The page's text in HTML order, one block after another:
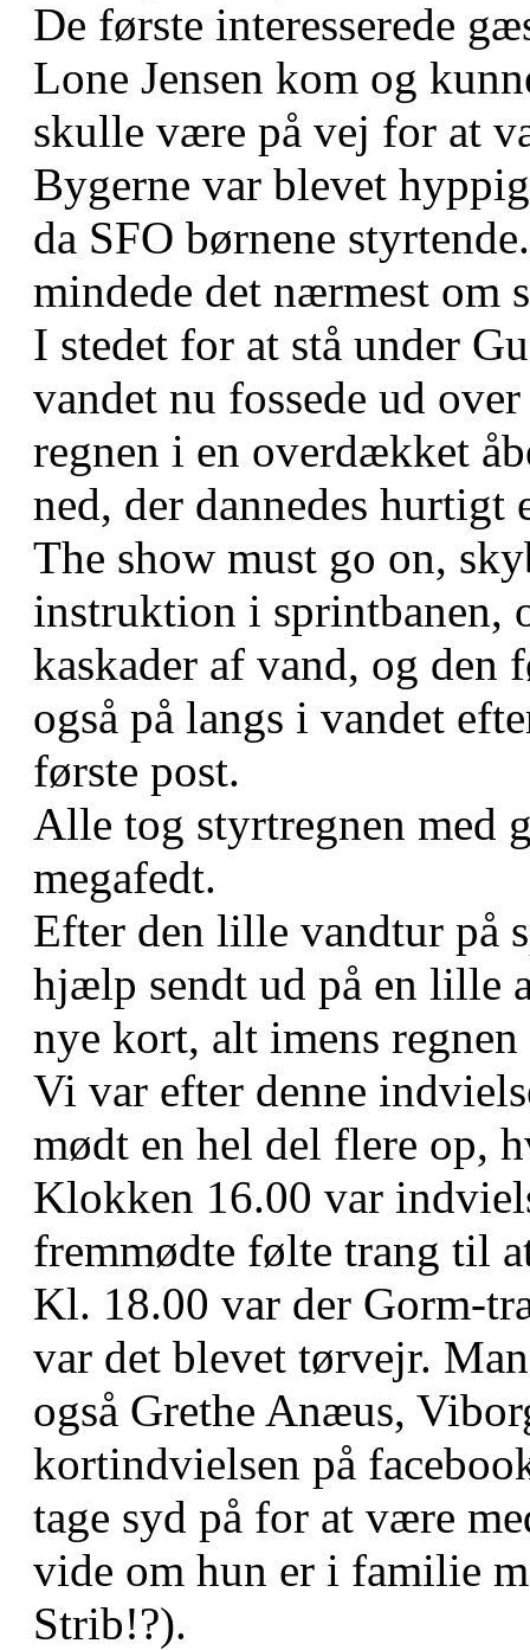
De første interesserede
Lone Jensen kom og
skulle være på vej for at
Bygerne var blevet
da SFO børnene
mindede det nærmest om
I stedet for at stå under
vandet nu fossede ud
regnen i en overdækket
ned, der dannedes hurtigt
The show must go on,
instruktion i sprintbanen,
kaskader af vand, og den
også på langs i vandet
første post.
Alle tog styrtregnen med
megafedt.
Efter den lille vandtur på
hjælp sendt ud på en lille
nye kort, alt imens
Vi var efter denne
mødt en hel del flere op,
Klokken 16.00 var
fremmødte følte trang til
Kl. 18.00 var der Gorm-
var det blevet tørvejr.
også Grethe Anæus,
kortindvielsen på
tage syd på for at være
vide om hun er i familie
Strib!?).